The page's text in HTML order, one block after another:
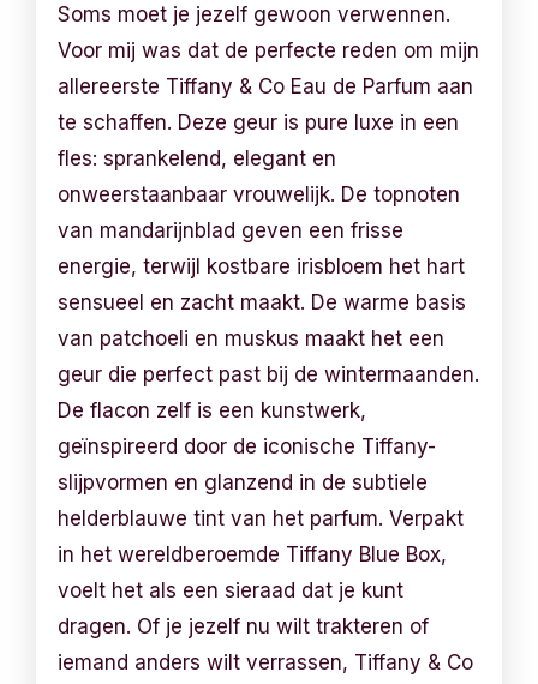
Soms moet je jezelf gewoon verwennen.
Voor mij was dat de perfecte reden om mijn
allereerste Tiffany & Co Eau de Parfum aan
te schaffen. Deze geur is pure luxe in een
fles: sprankelend, elegant en
onweerstaanbaar vrouwelijk. De topnoten
van mandarijnblad geven een frisse
energie, terwijl kostbare irisbloem het hart
sensueel en zacht maakt. De warme basis
van patchoeli en muskus maakt het een
geur die perfect past bij de wintermaanden.
De flacon zelf is een kunstwerk,
geïnspireerd door de iconische Tiffany-
slijpvormen en glanzend in de subtiele
helderblauwe tint van het parfum. Verpakt
in het wereldberoemde Tiffany Blue Box,
voelt het als een sieraad dat je kunt
dragen. Of je jezelf nu wilt trakteren of
iemand anders wilt verrassen, Tiffany & Co